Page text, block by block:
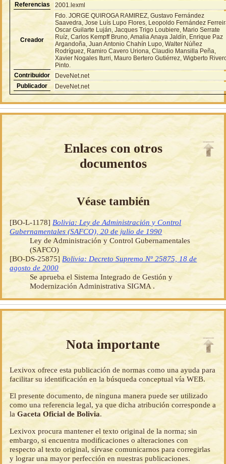
Referencias
2001.lexml
Creador
Fdo. JORGE QUIROGA RAMIREZ, Gustavo Fernández
Saavedra, Jose Luís Lupo Flores, Leopoldo Fernández
Oscar Guilarte Luján, Jacques Trigo Loubiere, Mario Serrate
Ruíz, Carlos Kempff Bruno, Amalia Anaya Jaldín, Enrique Paz
Argandoña, Juan Antonio Chahín Lupo, Walter Núñez
Rodríguez, Ramiro Cavero Uriona, Claudio Mansilla Peña,
Xavier Nogales Iturri, Mauro Bertero Gutiérrez, Wigberto
Pinto.
Contribuidor
DeveNet.net
Publicador
DeveNet.net
Enlaces con otros
documentos
Véase también
[BO-L-1178] Bolivia: Ley de Administración y Control
Gubernamentales (SAFCO), 20 de julio de 1990
Ley de Administración y Control Gubernamentales
(SAFCO)
[BO-DS-25875] Bolivia: Decreto Supremo Nº 25875, 18 de
agosto de 2000
Se aprueba el Sistema Integrado de Gestión y
Modernización Administrativa SIGMA .
Nota importante
Lexivox ofrece esta publicación de normas como una ayuda para
facilitar su identificación en la búsqueda conceptual vía WEB.
El presente documento, de ninguna manera puede ser utilizado
como una referencia legal, ya que dicha atribución corresponde a
laGaceta Oficial de Bolivia.
Lexivox procura mantener el texto original de la norma; sin
embargo, si encuentra modificaciones o alteraciones con
respecto al texto original, sírvase comunicarnos para corregirlas
y lograr una mayor perfección en nuestras publicaciones.